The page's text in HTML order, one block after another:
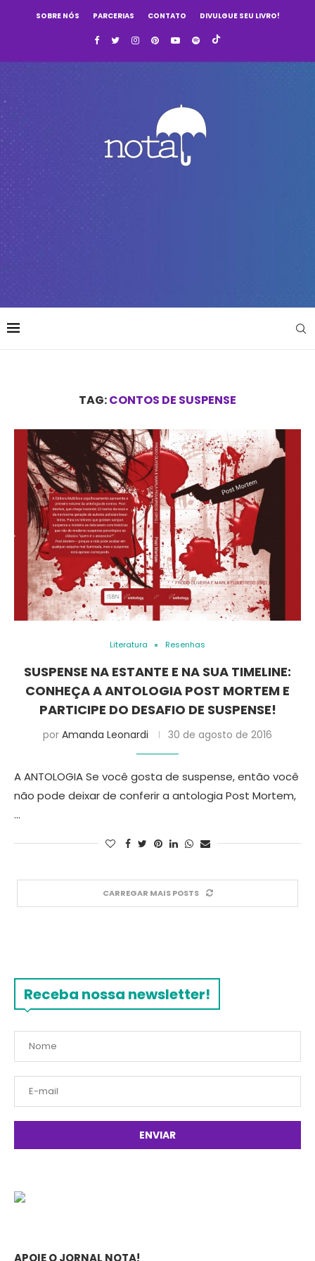
SOBRE NÓS PARCERIAS CONTATO DIVULGUE SEU LIVRO!
TAG:CONTOS DE SUSPENSE
Literatura Resenhas
SUSPENSE NA ESTANTE E NA SUA TIMELINE:
CONHEÇA A ANTOLOGIA POST MORTEM E
PARTICIPE DO DESAFIO DE SUSPENSE!
por Amanda Leonardi 30 de agosto de 2016
A ANTOLOGIA Se você gosta de suspense, então você
não pode deixar de conferir a antologia Post Mortem,
…
CARREGAR MAIS POSTS
Receba nossa newsletter!
APOIE O JORNAL NOTA!